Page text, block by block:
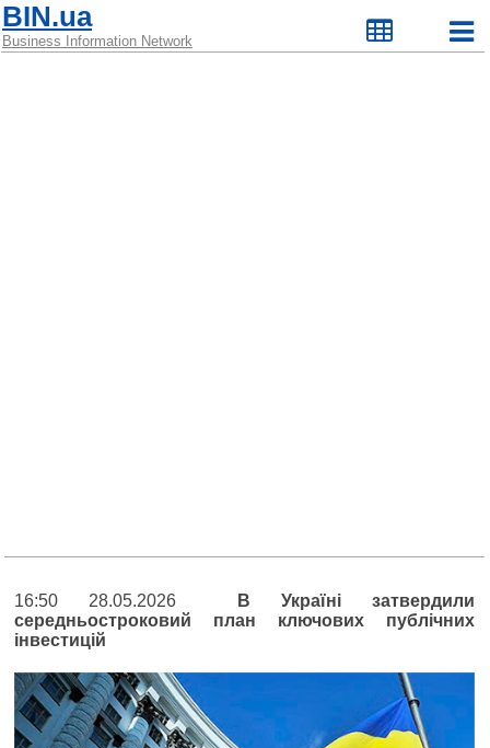
BIN.ua
Business Information Network
16:50 28.05.2026
В Україні затвердили
середньостроковий план ключових публічних
інвестицій